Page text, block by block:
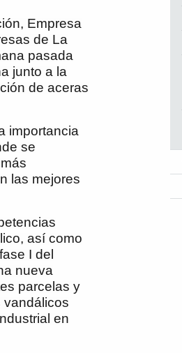
Empresa
de La
pasada
junto a la
de aceras
importancia
se
las mejores
así como
I del
nueva
parcelas y
vandálicos
en